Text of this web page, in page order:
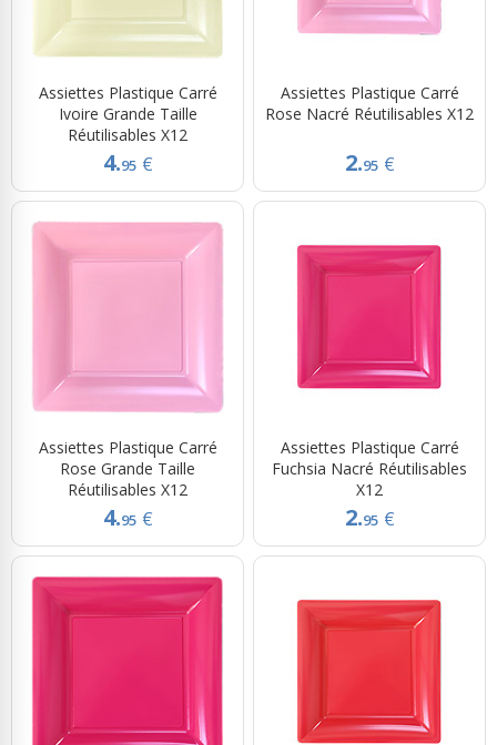
Assiettes Plastique Carré
Ivoire Grande Taille
Réutilisables X12
4.95 €
Assiettes Plastique Carré
Rose Nacré Réutilisables X12
2.95 €
Assiettes Plastique Carré
Rose Grande Taille
Réutilisables X12
4.95 €
Assiettes Plastique Carré
Fuchsia Nacré Réutilisables
X12
2.95 €